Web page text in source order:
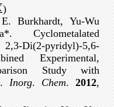
)
Burkhardt, Yu-Wu
Cyclometalated
Di(2-pyridyl)-5,6-
Experimental,
Study with
Inorg. Chem. 2012,